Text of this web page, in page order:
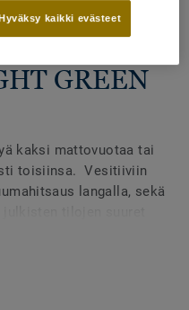
muovimatot -
GREEN
kaksi mattovuotaa tai
toisiinsa. Vesitiiviin
langalla, sekä
saumat myös
yksi- tai
saumakohdat tai
kaikki evästeet